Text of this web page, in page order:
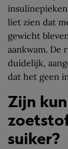
liet zien dat
gewicht
aankwam. De
duidelijk,
dat het geen
Zijn
suiker?